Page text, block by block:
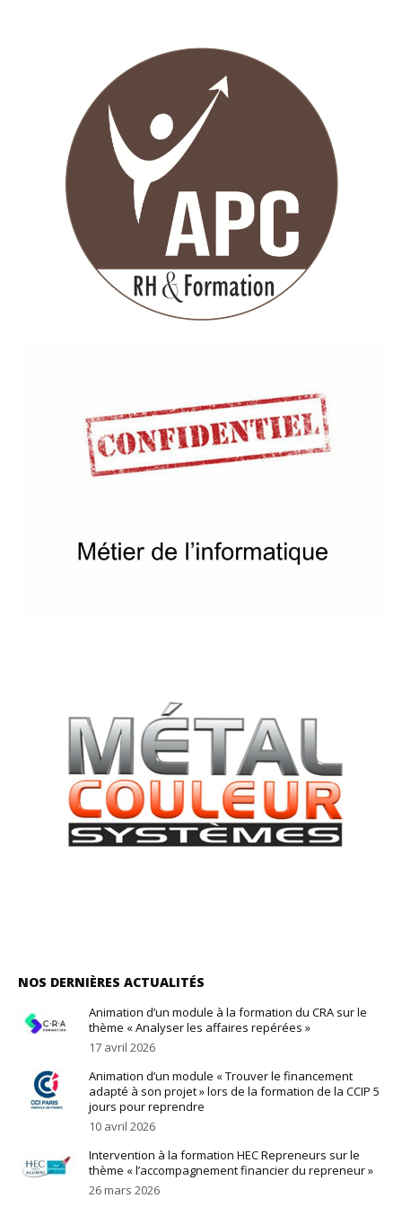
NOS DERNIÈRES ACTUALITÉS
Animation d’un module à la formation du CRA sur le
thème « Analyser les affaires repérées »
17 avril 2026
Animation d’un module « Trouver le financement
adapté à son projet » lors de la formation de la CCIP 5
jours pour reprendre
10 avril 2026
Intervention à la formation HEC Repreneurs sur le
thème « l’accompagnement financier du repreneur »
26 mars 2026